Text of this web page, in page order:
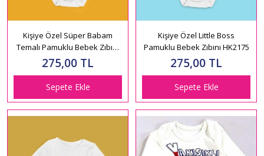
Kişiye Özel Süper Babam
Temalı Pamuklu Bebek Zıbını
HK2232
275,00 TL
Sepete Ekle
Kişiye Özel Little Boss
Pamuklu Bebek Zıbını HK2175
275,00 TL
Sepete Ekle